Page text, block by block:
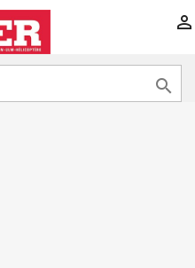

